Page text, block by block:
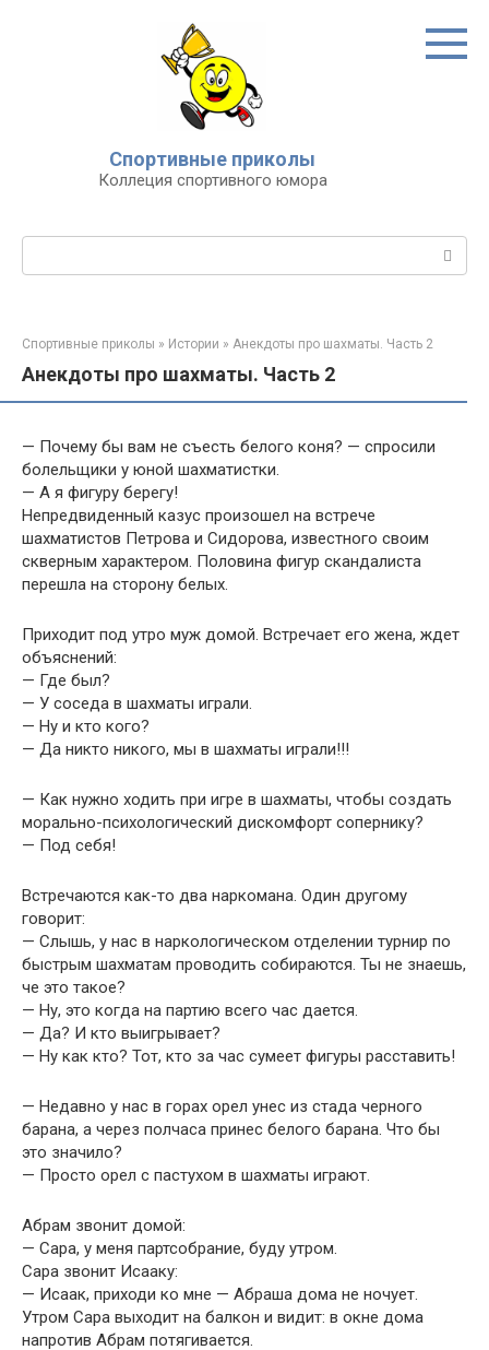
Спортивные приколы
Коллеция спортивного юмора
Спортивные приколы » Истории » Анекдоты про шахматы. Часть 2
Анекдоты про шахматы. Часть 2
— Почему бы вам не съесть белого коня? — спросили
болельщики у юной шахматистки.
— А я фигуру берегу!
Непредвиденный казус произошел на встрече
шахматистов Петрова и Сидорова, известного своим
скверным характером. Половина фигур скандалиста
перешла на сторону белых.
Приходит под утро муж домой. Встречает его жена, ждет
объяснений:
— Где был?
— У соседа в шахматы играли.
— Ну и кто кого?
— Да никто никого, мы в шахматы играли!!!
— Как нужно ходить при игре в шахматы, чтобы создать
морально-психологический дискомфорт сопернику?
— Под себя!
Встречаются как-то два наркомана. Один другому
говорит:
— Слышь, у нас в наркологическом отделении турнир по
быстрым шахматам проводить собираются. Ты не знаешь,
че это такое?
— Ну, это когда на партию всего час дается.
— Да? И кто выигрывает?
— Ну как кто? Тот, кто за час сумеет фигуры расставить!
— Недавно у нас в горах орел унес из стада черного
барана, а через полчаса принес белого барана. Что бы
это значило?
— Просто орел с пастухом в шахматы играют.
Абрам звонит домой:
— Сара, у меня партсобрание, буду утром.
Сара звонит Исааку:
— Исаак, приходи ко мне — Абраша дома не ночует.
Утром Сара выходит на балкон и видит: в окне дома
напротив Абрам потягивается.